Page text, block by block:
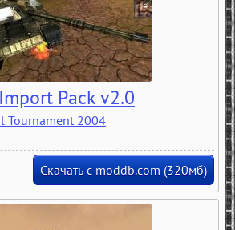
Pack v2.0
Tournament 2004
Скачать с moddb.com (320мб)